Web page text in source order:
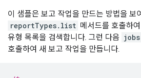
이 샘플은 보고 작업을 만드는 방법을 보
reportTypes.list 메서드를 호출하
유형 목록을 검색합니다. 그런 다음
호출하여 새 보고 작업을 만듭니다.